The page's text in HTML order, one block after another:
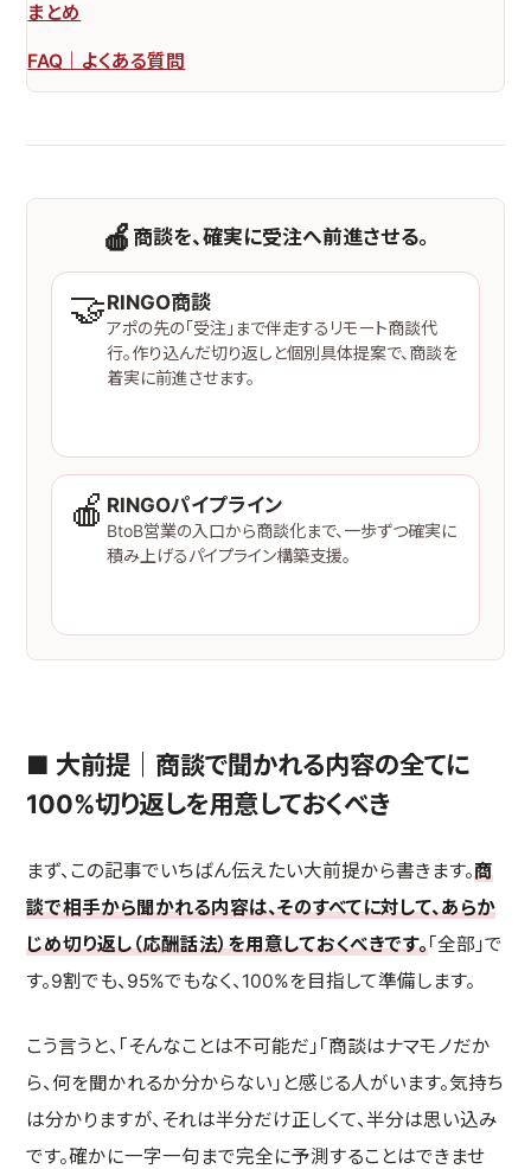
まとめ
FAQ｜よくある質問
🍎 商談を、確実に受注へ前進させる。
🤝RINGO商談
アポの先の「受注」まで伴走するリモート商談代
行。作り込んだ切り返しと個別具体提案で、商談を
着実に前進させます。
🍎 RINGOパイプライン
BtoB営業の入口から商談化まで、一歩ずつ確実に
積み上げるパイプライン構築支援。
■ 大前提｜商談で聞かれる内容の全てに
100%切り返しを用意しておくべき
まず、この記事でいちばん伝えたい大前提から書きます。商
談で相手から聞かれる内容は、そのすべてに対して、あらか
じめ切り返し（応酬話法）を用意しておくべきです。「全部」で
す。9割でも、95%でもなく、100%を目指して準備します。
こう言うと、「そんなことは不可能だ」「商談はナマモノだか
ら、何を聞かれるか分からない」と感じる人がいます。気持ち
は分かりますが、それは半分だけ正しくて、半分は思い込み
です。確かに一字一句まで完全に予測することはできませ